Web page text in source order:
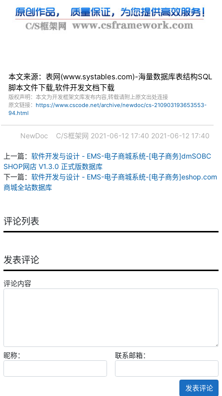
本文来源：表网(www.systables.com)-海量数据库表结构SQL
脚本文件下载,软件开发文档下载
版权声明：本文为开发框架文库发布内容,转载请附上原文出处连接
原文链接： https://www.cscode.net/archive/newdoc/cs-210903193653553-
94.html
NewDoc C/S框架网 2021-06-12 17:40 2021-06-12 17:40
上一篇： 软件开发与设计 - EMS-电子商城系统-[电子商务]dmSOBC
SHOP网店 V1.3.0 正式版数据库
下一篇： 软件开发与设计 - EMS-电子商城系统-[电子商务]eshop.com
商城全站数据库
评论列表
发表评论
评论内容
昵称： 联系邮箱：
发表评论